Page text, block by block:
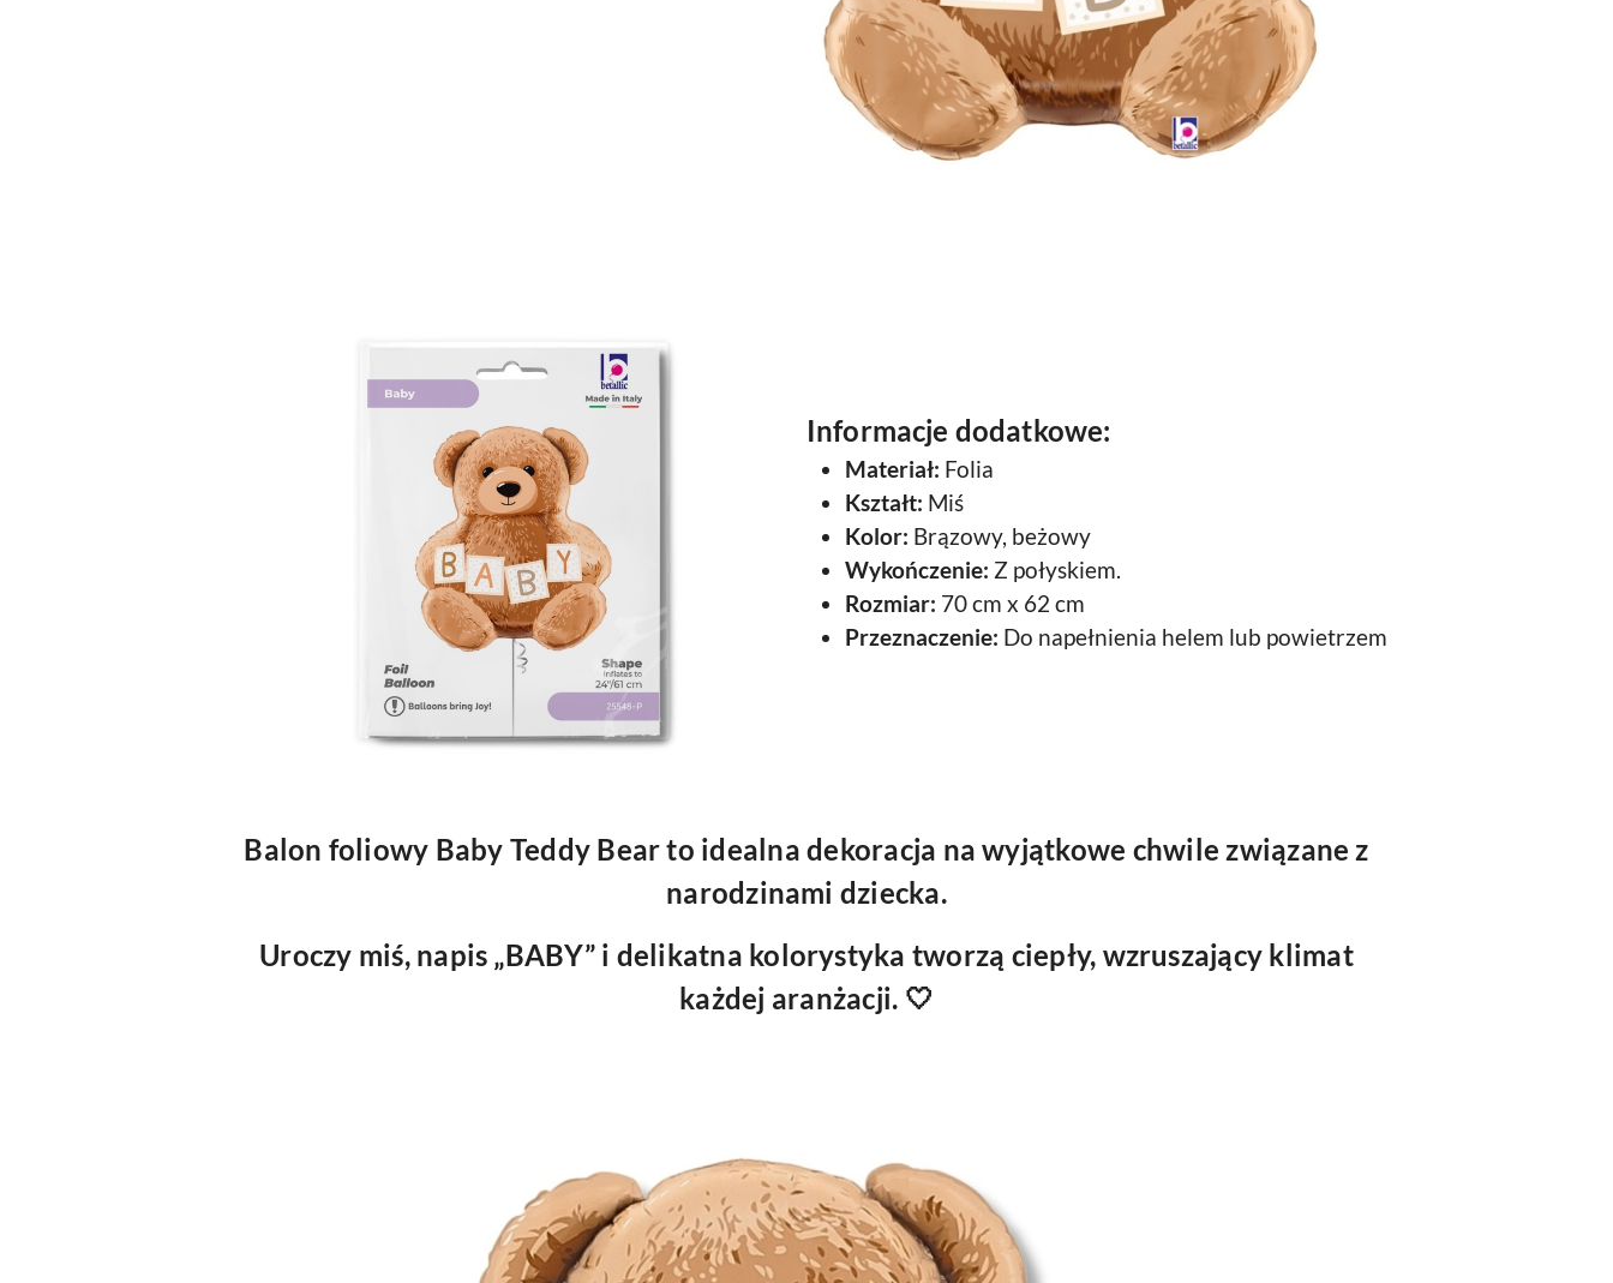
Informacje dodatkowe:
Materiał: Folia
Kształt: Miś
Kolor: Brązowy, beżowy
Wykończenie: Z połyskiem.
Rozmiar: 70 cm x 62 cm
Przeznaczenie: Do napełnienia helem lub powietrzem
Balon foliowy Baby Teddy Bear to idealna dekoracja na wyjątkowe chwile związane z
narodzinami dziecka.
Uroczy miś, napis „BABY” i delikatna kolorystyka tworzą ciepły, wzruszający klimat
każdej aranżacji. 🤍